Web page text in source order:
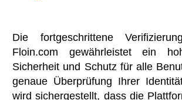
Die fortgeschrittene
Floin.com gewährleistet ein
Sicherheit und Schutz für alle
genaue Überprüfung Ihrer
wird sichergestellt, dass die